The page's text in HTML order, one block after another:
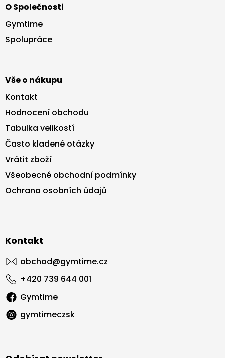
p
a
O Společnosti
Gymtime
Spolupráce
Vše o nákupu
Kontakt
Hodnocení obchodu
Tabulka velikostí
Často kladené otázky
Vrátit zboží
Všeobecné obchodní podmínky
Ochrana osobních údajů
Kontakt
obchod@gymtime.cz
+420 739 644 001
Gymtime
gymtimeczsk